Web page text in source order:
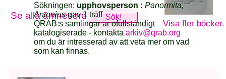
Se alla ämnesord
Visa fler böcker.
Sökningen: upphovsperson :Panormita,
Antoniusgav 1 träff
QRAB:s samlingar är ofullständigt
katalogiserade - kontaktaarkiv@qrab.org
om du är intresserad av att veta mer om vad
som kan finnas.